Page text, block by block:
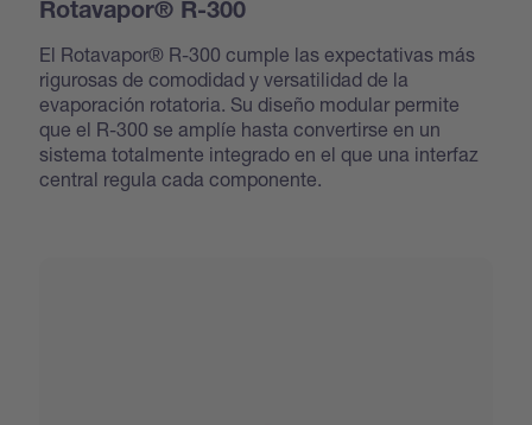
Rotavapor® R-300
El Rotavapor® R-300 cumple las expectativas más
rigurosas de comodidad y versatilidad de la
evaporación rotatoria. Su diseño modular permite
que el R-300 se amplíe hasta convertirse en un
sistema totalmente integrado en el que una interfaz
central regula cada componente.